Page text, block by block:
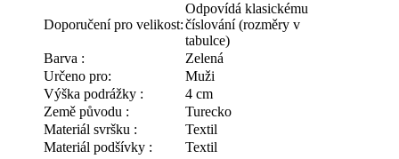
Doporučení pro velikost:
Odpovídá klasickému
číslování (rozměry v
tabulce)
Barva :
Zelená
Určeno pro:
Muži
Výška podrážky :
4 cm
Země původu :
Turecko
Materiál svršku :
Textil
Materiál podšívky :
Textil